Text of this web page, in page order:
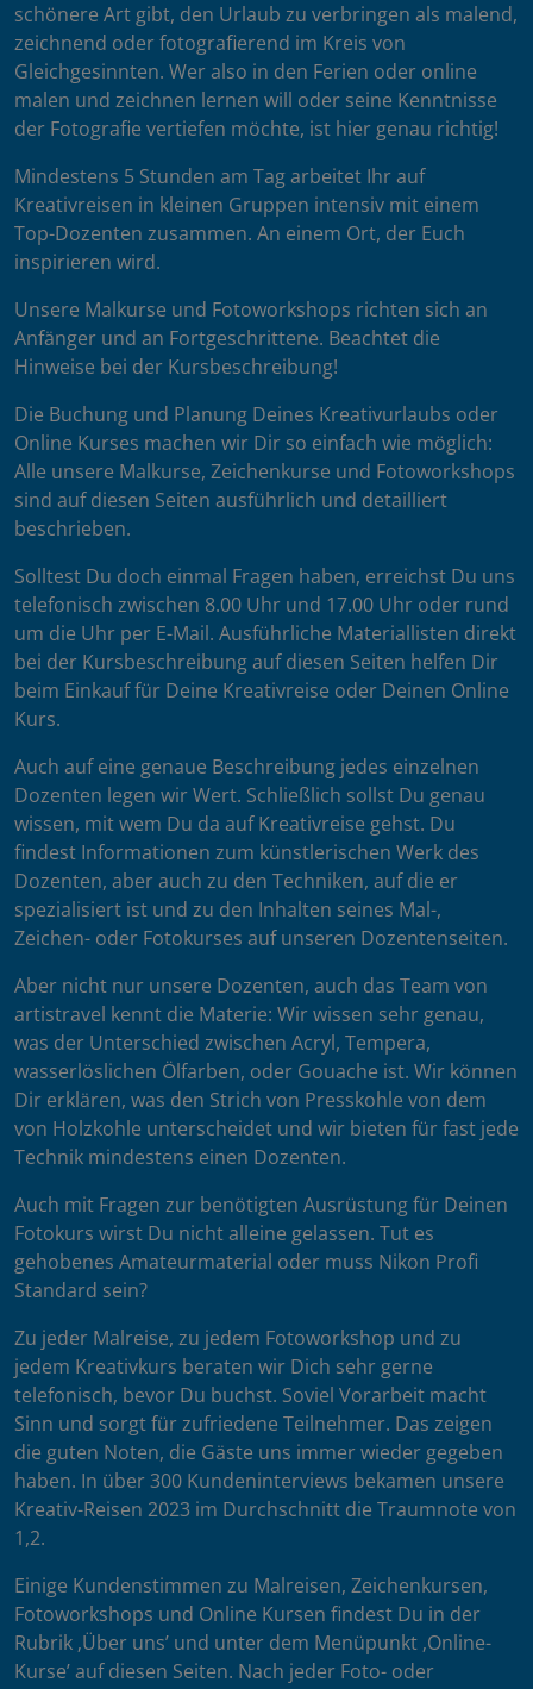
schönere Art gibt, den Urlaub zu verbringen als malend,
zeichnend oder fotografierend im Kreis von
Gleichgesinnten. Wer also in den Ferien oder online
malen und zeichnen lernen will oder seine Kenntnisse
der Fotografie vertiefen möchte, ist hier genau richtig!
Mindestens 5 Stunden am Tag arbeitet Ihr auf
Kreativreisen in kleinen Gruppen intensiv mit einem
Top-Dozenten zusammen. An einem Ort, der Euch
inspirieren wird.
Unsere Malkurse und Fotoworkshops richten sich an
Anfänger und an Fortgeschrittene. Beachtet die
Hinweise bei der Kursbeschreibung!
Die Buchung und Planung Deines Kreativurlaubs oder
Online Kurses machen wir Dir so einfach wie möglich:
Alle unsere Malkurse, Zeichenkurse und Fotoworkshops
sind auf diesen Seiten ausführlich und detailliert
beschrieben.
Solltest Du doch einmal Fragen haben, erreichst Du uns
telefonisch zwischen 8.00 Uhr und 17.00 Uhr oder rund
um die Uhr per E-Mail. Ausführliche Materiallisten direkt
bei der Kursbeschreibung auf diesen Seiten helfen Dir
beim Einkauf für Deine Kreativreise oder Deinen Online
Kurs.
Auch auf eine genaue Beschreibung jedes einzelnen
Dozenten legen wir Wert. Schließlich sollst Du genau
wissen, mit wem Du da auf Kreativreise gehst. Du
findest Informationen zum künstlerischen Werk des
Dozenten, aber auch zu den Techniken, auf die er
spezialisiert ist und zu den Inhalten seines Mal-,
Zeichen- oder Fotokurses auf unseren Dozentenseiten.
Aber nicht nur unsere Dozenten, auch das Team von
artistravel kennt die Materie: Wir wissen sehr genau,
was der Unterschied zwischen Acryl, Tempera,
wasserlöslichen Ölfarben, oder Gouache ist. Wir können
Dir erklären, was den Strich von Presskohle von dem
von Holzkohle unterscheidet und wir bieten für fast jede
Technik mindestens einen Dozenten.
Auch mit Fragen zur benötigten Ausrüstung für Deinen
Fotokurs wirst Du nicht alleine gelassen. Tut es
gehobenes Amateurmaterial oder muss Nikon Profi
Standard sein?
Zu jeder Malreise, zu jedem Fotoworkshop und zu
jedem Kreativkurs beraten wir Dich sehr gerne
telefonisch, bevor Du buchst. Soviel Vorarbeit macht
Sinn und sorgt für zufriedene Teilnehmer. Das zeigen
die guten Noten, die Gäste uns immer wieder gegeben
haben. In über 300 Kundeninterviews bekamen unsere
Kreativ-Reisen 2023 im Durchschnitt die Traumnote von
1,2.
Einige Kundenstimmen zu Malreisen, Zeichenkursen,
Fotoworkshops und Online Kursen findest Du in der
Rubrik ‚Über uns’ und unter dem Menüpunkt ‚Online-
Kurse’ auf diesen Seiten. Nach jeder Foto- oder